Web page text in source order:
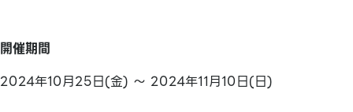
開催期間
2024年10月25日(金) ～ 2024年11月10日(日)